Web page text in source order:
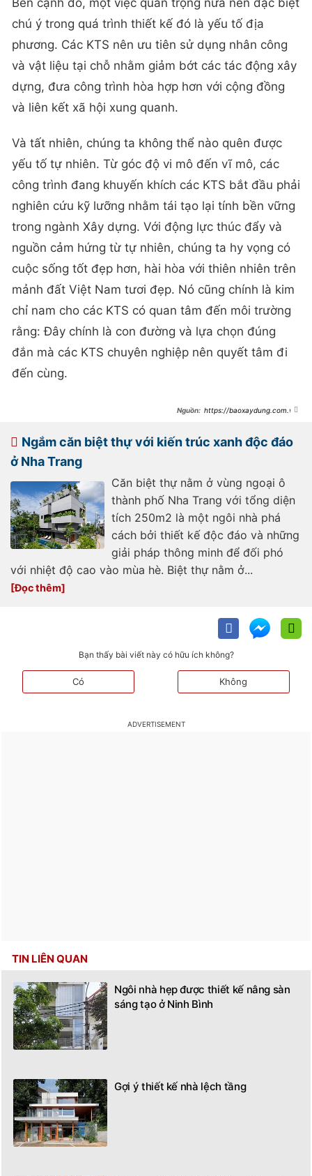
Bên cạnh đó, một việc quan trọng nữa nên đặc biệt
chú ý trong quá trình thiết kế đó là yếu tố địa
phương. Các KTS nên ưu tiên sử dụng nhân công
và vật liệu tại chỗ nhằm giảm bớt các tác động xây
dựng, đưa công trình hòa hợp hơn với cộng đồng
và liên kết xã hội xung quanh.
Và tất nhiên, chúng ta không thể nào quên được
yếu tố tự nhiên. Từ góc độ vi mô đến vĩ mô, các
công trình đang khuyến khích các KTS bắt đầu phải
nghiên cứu kỹ lưỡng nhằm tái tạo lại tính bền vững
trong ngành Xây dựng. Với động lực thúc đẩy và
nguồn cảm hứng từ tự nhiên, chúng ta hy vọng có
cuộc sống tốt đẹp hơn, hài hòa với thiên nhiên trên
mảnh đất Việt Nam tươi đẹp. Nó cũng chính là kim
chỉ nam cho các KTS có quan tâm đến môi trường
rằng: Đây chính là con đường và lựa chọn đúng
đắn mà các KTS chuyên nghiệp nên quyết tâm đi
đến cùng.
https://baoxaydung.com.vn/
dung-369253.html
Ngắm căn biệt thự với kiến trúc xanh độc đáo
ở Nha Trang
Căn biệt thự nằm ở vùng ngoại ô
thành phố Nha Trang với tổng diện
tích 250m2 là một ngôi nhà phá
cách bởi thiết kế độc đáo và những
giải pháp thông minh để đối phó
với nhiệt độ cao vào mùa hè. Biệt thự nằm ở...
Bạn thấy bài viết này có hữu ích không?
Có Không
TIN LIÊN QUAN
Ngôi nhà hẹp được thiết kế nâng sàn
sáng tạo ở Ninh Bình
Gợi ý thiết kế nhà lệch tầng